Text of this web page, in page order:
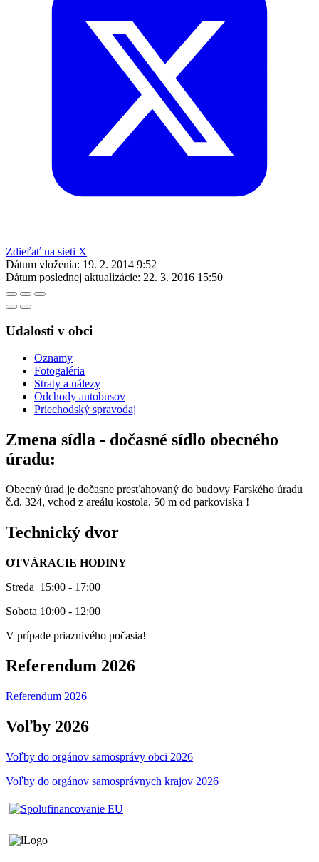
Zdieľať na sieti X
Dátum vloženia: 19. 2. 2014 9:52
Dátum poslednej aktualizácie: 22. 3. 2016 15:50
Udalosti v obci
Oznamy
Fotogaléria
Straty a nálezy
Odchody autobusov
Priechodský spravodaj
Zmena sídla - dočasné sídlo obecného
úradu:
Obecný úrad je dočasne presťahovaný do budovy Farského úradu
č.d. 324, vchod z areálu kostola, 50 m od parkoviska !
Technický dvor
OTVÁRACIE HODINY
Streda 15:00 - 17:00
Sobota 10:00 - 12:00
V prípade priaznivého počasia!
Referendum 2026
Referendum 2026
Voľby 2026
Voľby do orgánov samosprávy obci 2026
Voľby do orgánov samosprávnych krajov 2026